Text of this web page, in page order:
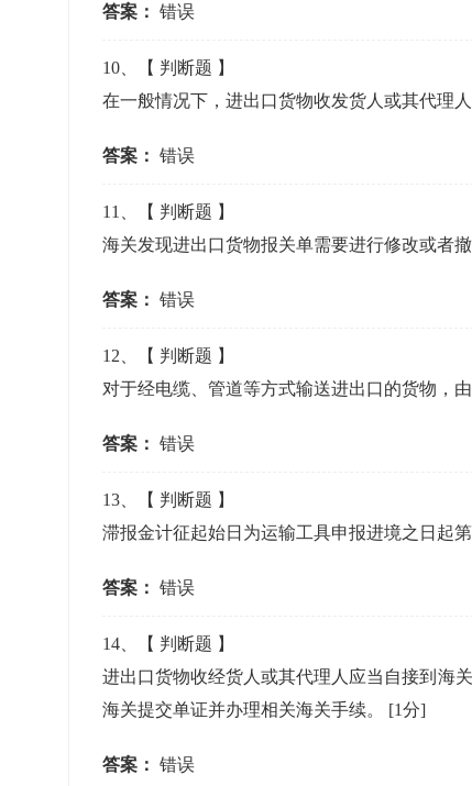
答案： 错误
10 、【 判断题 】
在一般情况下，进出口货物收发货人或其代理
答案： 错误
11 、【 判断题 】
海关发现进出口货物报关单需要进行修改或者
答案： 错误
12 、【 判断题 】
对于经电缆、管道等方式输送进出口的货物，
答案： 错误
13 、【 判断题 】
滞报金计征起始日为运输工具申报进境之日起
答案： 错误
14 、【 判断题 】
进出口货物收经货人或其代理人应当自接到海
海关提交单证并办理相关海关手续。 [1分]
答案： 错误